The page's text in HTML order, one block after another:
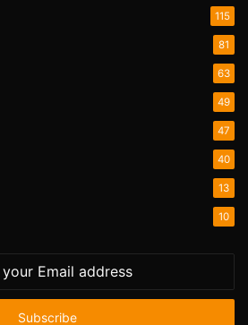
115
81
63
49
47
40
13
10